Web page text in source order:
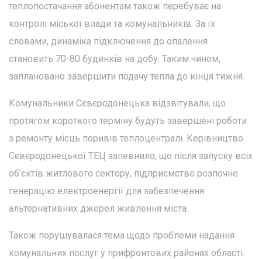
теплопостачання абонентам також перебуває на
контролі міської влади та комунальників. За їх
словами, динаміка підключення до опалення
становить 70-80 будинків на добу. Таким чином,
заплановано завершити подачу тепла до кінця тижня.
Комунальники Сєвєродонецька відзвітували, що
протягом короткого терміну будуть завершені роботи
з ремонту місць поривів теплоцентралі. Керівництво
Сєвєродонецької ТЕЦ запевнило, що після запуску всіх
об’єктів житлового сектору, підприємство розпочне
генерацію електроенергії для забезпечення
альтернативних джерел живлення міста.
Також порушувалася тема щодо проблеми надання
комунальних послуг у прифронтових районах області.